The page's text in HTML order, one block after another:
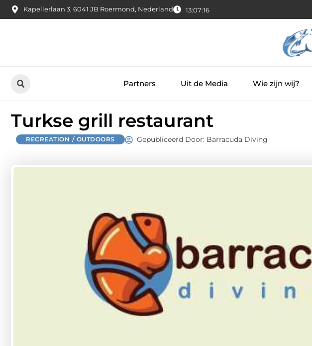
Kapellerlaan 3, 6041 JB Roermond, Nederland 13:07:17
Partners Uit de Media Wie zijn wij?
Turkse grill restaurant
RECREATION / OUTDOORS Gepubliceerd Door: Barracuda Diving